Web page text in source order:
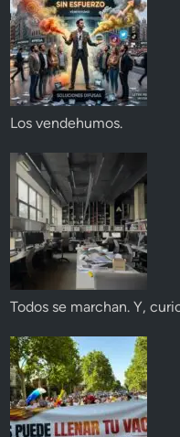
Los vendehumos.
Todos se marchan. Y,